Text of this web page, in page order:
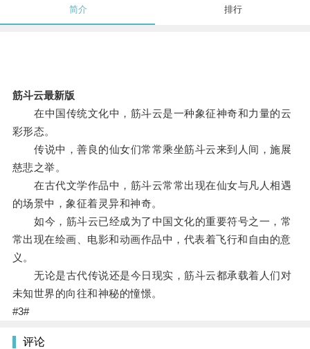
简介 排行
筋斗云最新版
在中国传统文化中，筋斗云是一种象征神奇和力量的云
彩形态。
传说中，善良的仙女们常常乘坐筋斗云来到人间，施展
慈悲之举。
在古代文学作品中，筋斗云常常出现在仙女与凡人相遇
的场景中，象征着灵异和神奇。
如今，筋斗云已经成为了中国文化的重要符号之一，常
常出现在绘画、电影和动画作品中，代表着飞行和自由的意
义。
无论是古代传说还是今日现实，筋斗云都承载着人们对
未知世界的向往和神秘的憧憬。
#3#
评论